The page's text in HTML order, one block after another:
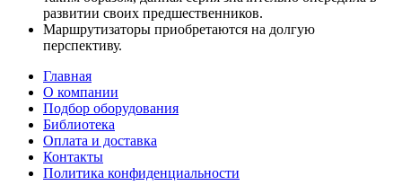
развитии своих предшественников.
Маршрутизаторы приобретаются на долгую
перспективу.
Главная
О компании
Подбор оборудования
Библиотека
Оплата и доставка
Контакты
Политика конфиденциальности